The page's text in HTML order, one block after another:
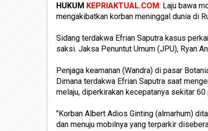
HUKUM KEPRIAKTUAL.COM: Laju bawa
mengakibatkan korban meninggal dunia di
Sidang terdakwa Efrian Saputra kasus
saksi. Jaksa Penuntut Umum (JPU), Ryan
Penjaga keamanan (Wandra) di pasar
Dimana terdakwa Efrian Saputra saat
melaju, diperkirakan kecepatanya sekitar
"Korban Albert Adios Ginting (almarhum)
dan menuju mobilnya yang terparkir